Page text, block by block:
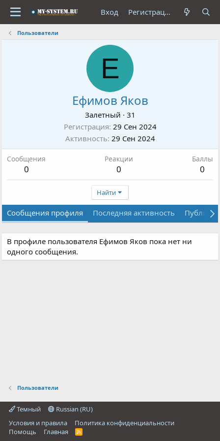
Вход Регистрация
Пользователи
Е
Ефимов Яков
Залетный · 31
Регистрация 29 Сен 2024
Активность 29 Сен 2024
Сообщения
0
Реакции
0
Баллы
0
Найти
Сообщения профиля Последняя активность
В профиле пользователя Ефимов Яков пока нет ни
одного сообщения.
Пользователи
Темный
Russian (RU)
Условия и правила
Политика конфиденциальности
Помощь
Главная
R